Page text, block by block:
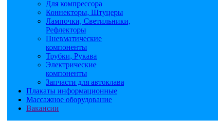
Для компрессора
Коннекторы, Штуцеры
Лампочки, Светильники,
Рефлекторы
Пневматические
компоненты
Трубки, Рукава
Электрические
компоненты
Запчасти для автоклава
Плакаты информационные
Массажное оборудование
Вакансии